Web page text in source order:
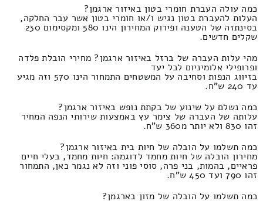
כמה עולה העברת חומרי בטון באיזור ארגמן?
העלות להעברת בטון נגיש ו/או חומרי בטון אשר עבר החלקה,
בסינתזה של הטענה ופירוק המחירון הינו 580 ומקסימום 230
שקלים חדשים.
מהי עלות העברה של ברזל באיזור ארגמן? מחירי הובלת פלדה
ופרופילי אלומיניום לכל יעד
בזיווג הנפות וסחיבה על המשטחים התמחור הינו 570 וזה מגיע
עד 240 ש"ח.
כמה נשלם על שינוע של בקתת נופש באיזור ארגמן?
עלותה של העברה של צימר עץ באמצעות שירותי הנפה המחיר
זהו 830 ולא יותר מ360 ש"ח.
כמה תשלמו על הובלה של חיות בית באיזור ארגמן?
מחירון הובלה של חיות מחמד לדוגמה: חיות מחמד, בעלי חיים
פראיים, בהמות, בני פרה, סוסי פוני וזה לא נגמר כאן, התמחור
זהו 790 ועד 450 ש"ח.
כמה תשלמו על הובלה של מזון בארגמן?